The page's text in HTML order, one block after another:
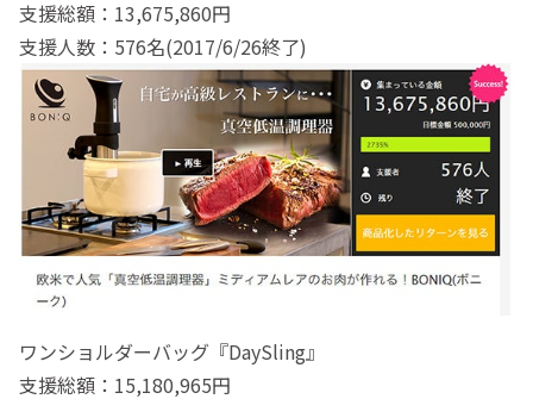
支援総額：13,675,860円
支援人数：576名(2017/6/26終了)
ワンショルダーバッグ『DaySling』
支援総額：15,180,965円